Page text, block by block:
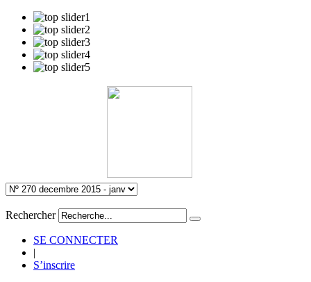
Rechercher
SE CONNECTER
|
S’inscrire